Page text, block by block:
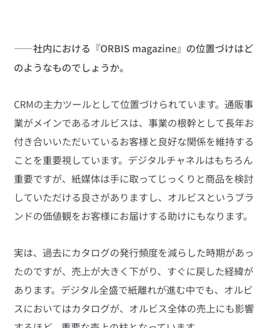
——社内における『ORBIS magazine』の位置づけはど
のようなものでしょうか。
CRMの主力ツールとして位置づけられています。通販事
業がメインであるオルビスは、事業の根幹として長年お
付き合いいただいているお客様と良好な関係を維持する
ことを重要視しています。デジタルチャネルはもちろん
重要ですが、紙媒体は手に取ってじっくりと商品を検討
していただける良さがありますし、オルビスというブラ
ンドの価値観をお客様にお届けする助けにもなります。
実は、過去にカタログの発行頻度を減らした時期があっ
たのですが、売上が大きく下がり、すぐに戻した経緯が
あります。デジタル全盛で紙離れが進む中でも、オルビ
スにおいてはカタログが、オルビス全体の売上にも影響